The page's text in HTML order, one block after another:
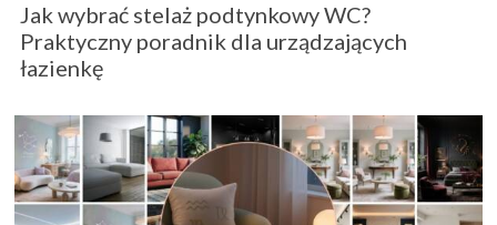
Jak wybrać stelaż podtynkowy WC?
Praktyczny poradnik dla urządzających
łazienkę